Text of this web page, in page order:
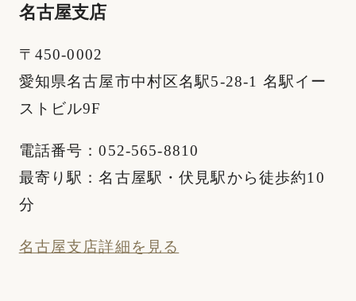
名古屋支店
〒450-0002
愛知県名古屋市中村区名駅5-28-1 名駅イー
ストビル9F
電話番号：052-565-8810
最寄り駅：名古屋駅・伏見駅から徒歩約10
分
名古屋支店詳細を見る